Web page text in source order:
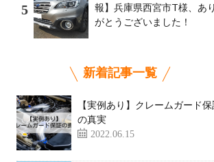
5
報】兵庫県西宮市T様、あり
がとうございました！
新着記事一覧
【実例あり】クレームガード保
の真実
2022.06.15